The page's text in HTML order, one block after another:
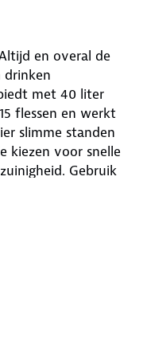
en overal de
met 40 liter
flessen en werkt
slimme standen
kiezen voor snelle
Gebruik
neem je hem
drankjes of
die
avontuur.